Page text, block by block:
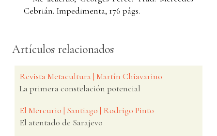
Cebrián. Impedimenta, 176 págs.
Artículos relacionados
Revista Metacultura | Martín Chiavarino
La primera constelación potencial
El Mercurio | Santiago | Rodrigo Pinto
El atentado de Sarajevo